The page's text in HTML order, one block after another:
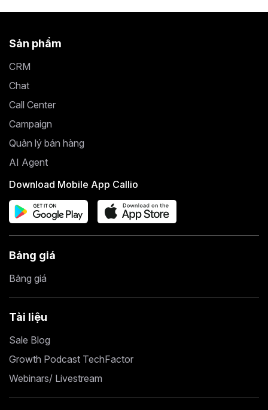
Sản phẩm
CRM
Chat
Call Center
Campaign
Quản lý bán hàng
AI Agent
Download Mobile App Callio
Bảng giá
Bảng giá
Tài liệu
Sale Blog
Growth Podcast TechFactor
Webinars/ Livestream